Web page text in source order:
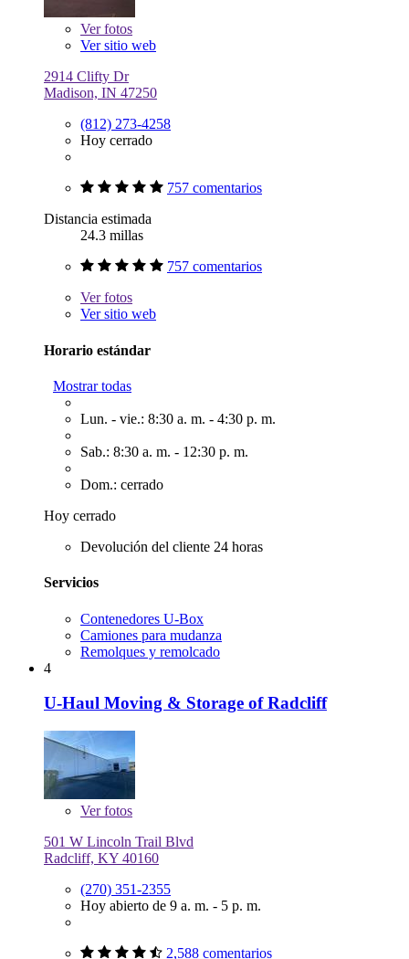
Verfotos
Ver sitio web
2914 Clifty Dr
Madison, IN 47250
(812) 273-4258
Hoy cerrado
757 comentarios
Distancia estimada
24.3 millas
757 comentarios
Verfotos
Ver sitio web
Horario estándar
Mostrar todas
Lun. - vie.: 8:30 a. m. - 4:30 p. m.
Sab.: 8:30 a. m. - 12:30 p. m.
Dom.: cerrado
Hoy cerrado
Devolución del cliente 24 horas
Servicios
Contenedores U-Box
Camiones para mudanza
Remolques y remolcado
4
U-Haul Moving & Storage of Radcliff
Verfotos
501 W Lincoln Trail Blvd
Radcliff, KY 40160
(270) 351-2355
Hoy abierto de 9 a. m. - 5 p. m.
2,588 comentarios